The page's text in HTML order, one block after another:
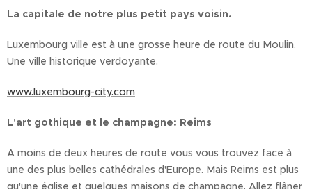
La capitale de notre plus petit pays voisin.
Luxembourg ville est à une grosse heure de route du Moulin.
Une ville historique verdoyante.
www.luxembourg-city.com
L'art gothique et le champagne: Reims
A moins de deux heures de route vous vous trouvez face à
une des plus belles cathédrales d'Europe. Mais Reims est plus
qu'une église et quelques maisons de champagne. Allez flâner